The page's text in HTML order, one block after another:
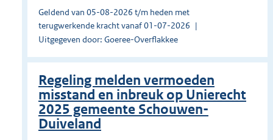
Geldend van 05-08-2026 t/m heden met
terugwerkende kracht vanaf 01-07-2026
Uitgegeven door: Goeree-Overflakkee
Regeling melden vermoeden
misstand en inbreuk op Unierecht
2025 gemeente Schouwen-
Duiveland